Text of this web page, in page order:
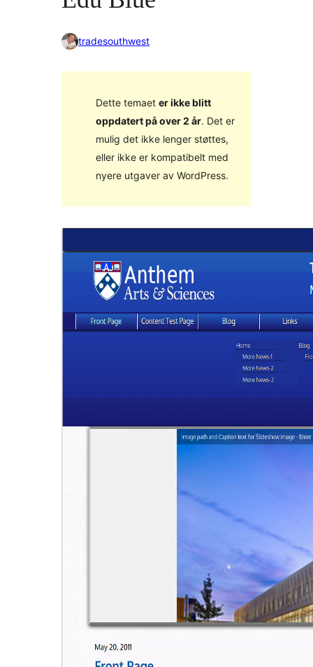
tradesouthwest
Dette temaet er ikke blitt
oppdatert på over 2 år. Det er
mulig det ikke lenger støttes,
eller ikke er kompatibelt med
nyere utgaver av WordPress.